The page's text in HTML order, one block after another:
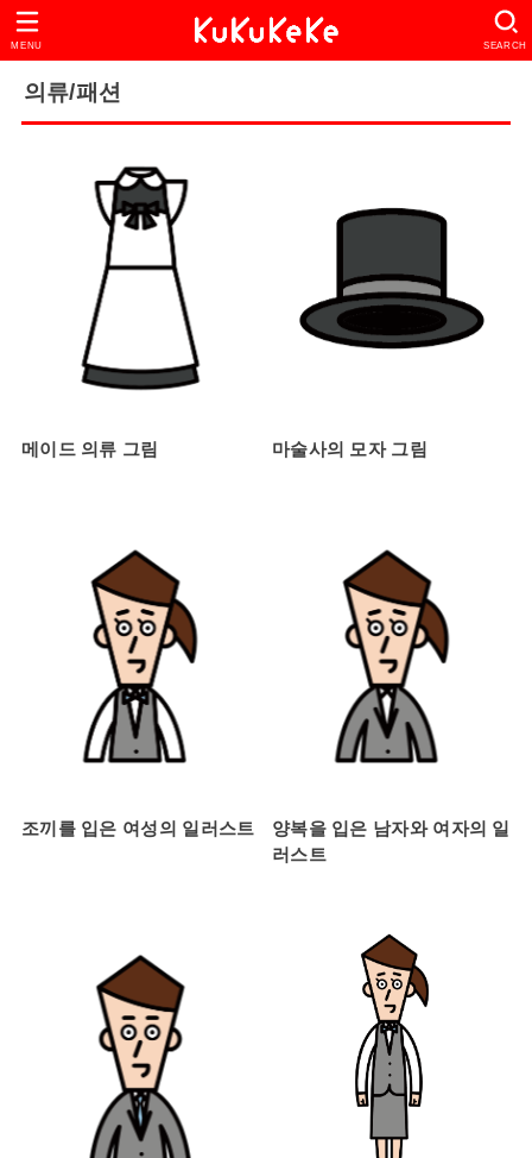
SEARCH
MENU
의류/패션
메이드 의류 그림 마술사의 모자 그림
조끼를 입은 여성의 일러스트
양복을 입은 남자와 여자의 일
러스트